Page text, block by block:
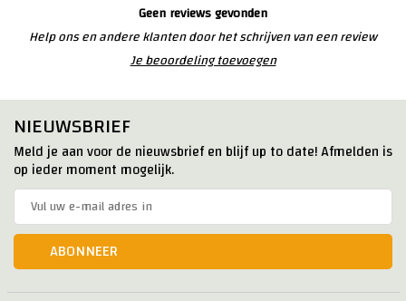
Geen reviews gevonden
Help ons en andere klanten door het schrijven van een review
Je beoordeling toevoegen
NIEUWSBRIEF
Meld je aan voor de nieuwsbrief en blijf up to date! Afmelden is
op ieder moment mogelijk.
ABONNEER